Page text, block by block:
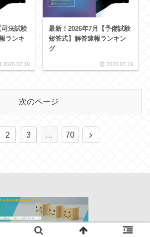
司法試験
ランキ
2026.07.19
最新！2026年7月【予備試験
短答式】解答速報ランキン
グ
2026.07.19
次のページ
2 3 … 70
資格の花道＠資格情報ぺディア.